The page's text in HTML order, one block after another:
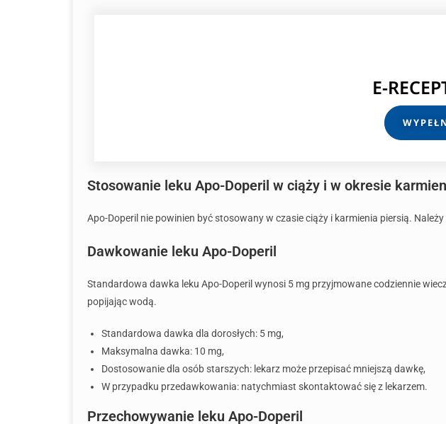
E-
Stosowanie leku Apo-Doperil w ciąży i w okresie
Apo-Doperil nie powinien być stosowany w czasie ciąży i karmienia piersią.
Dawkowanie leku Apo-Doperil
Standardowa dawka leku Apo-Doperil wynosi 5 mg przyjmowane codziennie
popijając wodą.
Standardowa dawka dla dorosłych: 5 mg,
Maksymalna dawka: 10 mg,
Dostosowanie dla osób starszych: lekarz może przepisać mniejszą dawkę,
W przypadku przedawkowania: natychmiast skontaktować się z lekarzem.
Przechowywanie leku Apo-Doperil